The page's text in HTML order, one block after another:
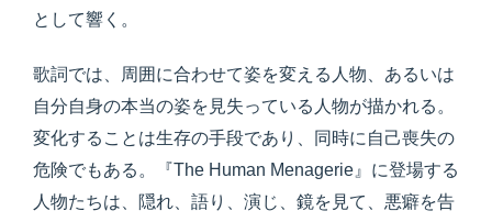
として響く。
歌詞では、周囲に合わせて姿を変える人物、あるいは
自分自身の本当の姿を見失っている人物が描かれる。
変化することは生存の手段であり、同時に自己喪失の
危険でもある。『The Human Menagerie』に登場する
人物たちは、隠れ、語り、演じ、鏡を見て、悪癖を告